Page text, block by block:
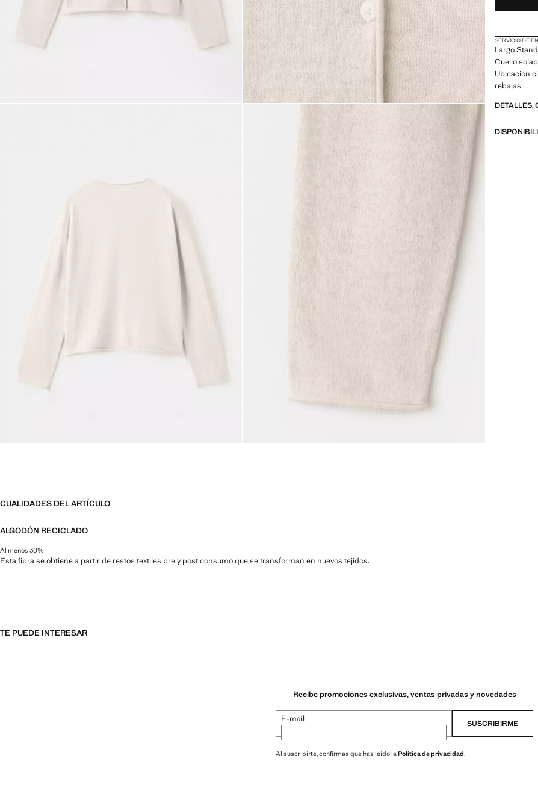
SERVICIO DE
Largo
Cuello
Ubicacion
rebajas
DETALLES,
CUALIDADES DEL ARTÍCULO
ALGODÓN RECICLADO
Al menos 30%
Esta fibra se obtiene a partir de restos textiles pre y post consumo que se transforman en nuevos tejidos.
TE PUEDE INTERESAR
Recibe promociones exclusivas, ventas privadas y novedades
E-mail SUSCRIBIRME
Al suscribirte, confirmas que has leído laPolítica de privacidad.